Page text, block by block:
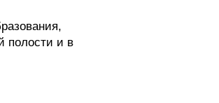
полости и в